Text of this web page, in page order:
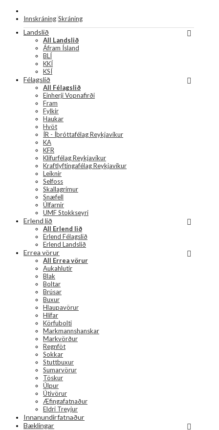
Innskráning Skráning
Landslið
All Landslið
Áfram Ísland
BLÍ
KKÍ
KSÍ
Félagslið
All Félagslið
Einherji Vopnafirði
Fram
Fylkir
Haukar
Hvöt
ÍR - Íþróttafélag Reykjavíkur
KA
KFR
Klifurfélag Reykjavíkur
Kraftlyftingafélag Reykjavíkur
Leiknir
Selfoss
Skallagrímur
Snæfell
Úlfarnir
UMF Stokkseyri
Erlend lið
All Erlend lið
Erlend Félagslið
Erlend Landslið
Errea vörur
All Errea vörur
Aukahlutir
Blak
Boltar
Brúsar
Buxur
Hlaupavörur
Hlífar
Körfubolti
Markmannshanskar
Markvörður
Regnföt
Sokkar
Stuttbuxur
Sumarvörur
Töskur
Úlpur
Útivörur
Æfingafatnaður
Eldri Treyjur
Innanundirfatnaður
Bæklingar